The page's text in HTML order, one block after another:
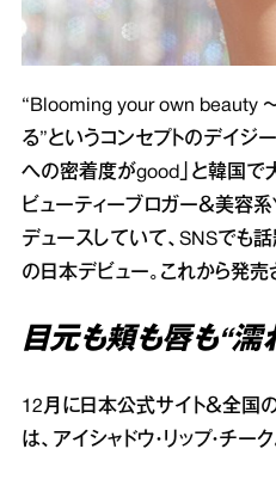
“Blooming your own beauty
る”というコンセプトのデイジ
への密着度がgood」と韓国で
ビューティーブロガー＆美容
デュースしていて、SNSでも
の日本デビュー。これから発売
目元も頬も唇も“
12月に日本公式サイト＆全国
は、アイシャドウ・リップ・チーク